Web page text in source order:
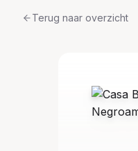
Terug naar overzicht